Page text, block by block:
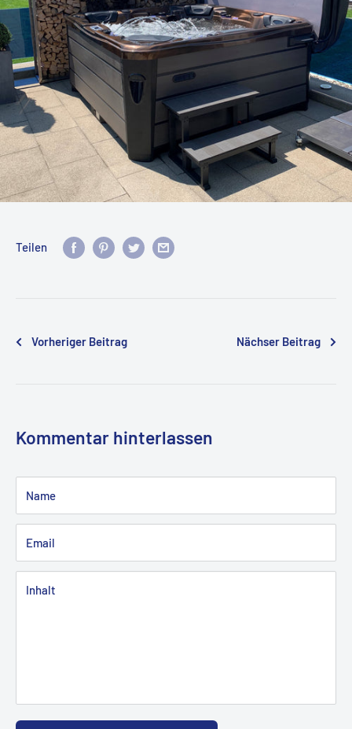
Teilen
Vorheriger Beitrag Nächser Beitrag
Kommentar hinterlassen
Name
Email
Inhalt